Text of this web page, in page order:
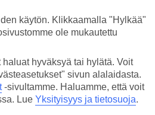
käytön. Klikkaamalla "Hylkää"
ole mukautettu
hyväksyä tai hylätä. Voit
sivun alalaidasta.
-sivultamme. Haluamme, että voit
Lue Yksityisyys ja tietosuoja.